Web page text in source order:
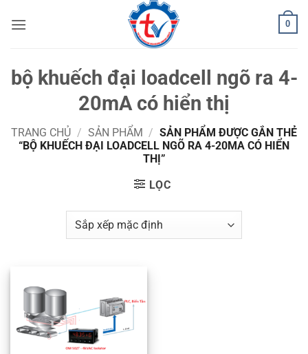
qua
0
bộ khuếch đại loadcell ngõ ra 4-
20mA có hiển thị
TRANG CHỦ / SẢN PHẨM / SẢN PHẨM ĐƯỢC GẮN THẺ
“BỘ KHUẾCH ĐẠI LOADCELL NGÕ RA 4-20MA CÓ HIỂN
THỊ”
LỌC